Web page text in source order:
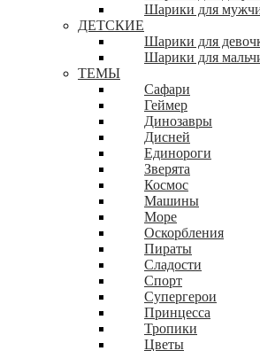
Шарики для
ДЕТСКИЕ
Шарики для
Шарики для
ТЕМЫ
Сафари
Геймер
Динозавры
Дисней
Единороги
Зверята
Космос
Машины
Море
Оскорбления
Пираты
Сладости
Спорт
Супергерои
Принцесса
Тропики
Цветы